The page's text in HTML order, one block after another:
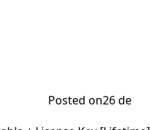
Posted on26 de